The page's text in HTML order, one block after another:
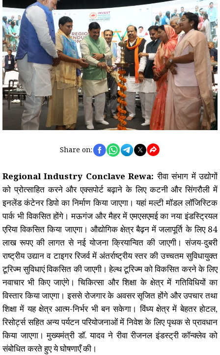
Share on:
Regional Industry Conclave Rewa: रीवा संभाग में उद्योगों
को प्रोत्साहित करने और एक्सपोर्ट बढ़ाने के लिए कटनी और सिंगरौली में
इनलेंड कंटेनर डिपो का निर्माण किया जाएगा। यहां मल्टी मॉडल लॉजिस्टिक
पार्क भी विकसित होंगे। मऊगंज और मैहर में एमएसएमई का नया इंडस्ट्रियल
एरिया विकसित किया जाएगा। औद्योगिक क्षेत्र बैढ़न में जलापूर्ति के लिए 84
लाख रूपए की लागत से नई योजना क्रियान्वित की जाएगी। संजय-दुबरी
राष्ट्रीय उद्यान व टाइगर रिजर्व में अंतर्राष्ट्रीय स्तर की उच्चतम सुविधायुक्त
टूरिज्म सुविधाएं विकसित की जाएगी। हेल्थ टूरिज्म को विकसित करने के लिए
नवाचार भी किए जाएंगे। चिकित्सा और शिक्षा के क्षेत्र में गतिविधियों का
विस्तार किया जाएगा। इससे रोजगार के अवसर सृजित होंगे और उपचार तथा
शिक्षा में यह क्षेत्र आत्म-निर्भर भी बन सकेगा। विंध्य क्षेत्र में बेहतर होटल,
रिसोर्ट्स सहित अन्य पर्यटन परियोजनाओं में निवेश के लिए पृथक से प्रावधान
किया जाएगा। मुख्यमंत्री डॉ. यादव ने रीवा रीजनल इंडस्ट्री कॉन्क्लेव को
संबोधित करते हुए ये घोषणाएँ की।